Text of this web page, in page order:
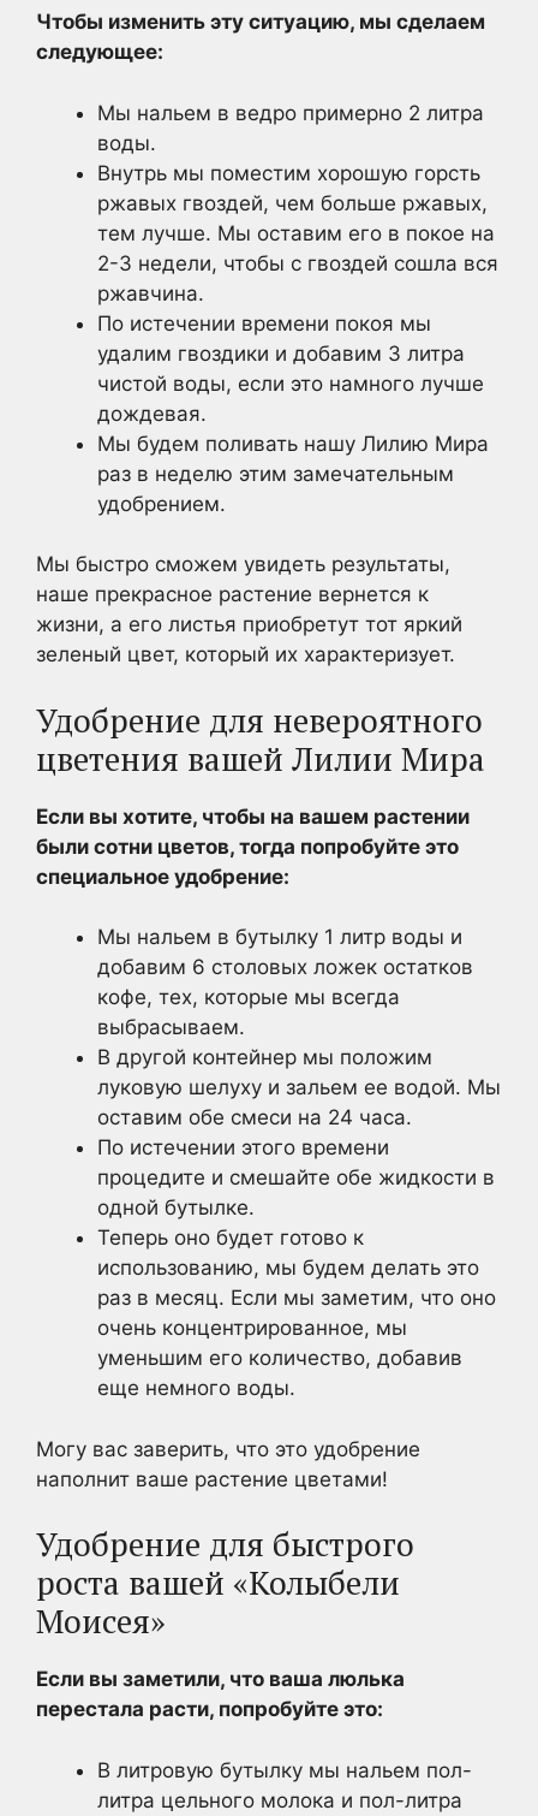
Чтобы изменить эту ситуацию, мы сделаем
следующее:
Мы нальем в ведро примерно 2 литра
воды.
Внутрь мы поместим хорошую горсть
ржавых гвоздей, чем больше ржавых,
тем лучше. Мы оставим его в покое на
2-3 недели, чтобы с гвоздей сошла вся
ржавчина.
По истечении времени покоя мы
удалим гвоздики и добавим 3 литра
чистой воды, если это намного лучше
дождевая.
Мы будем поливать нашу Лилию Мира
раз в неделю этим замечательным
удобрением.
Мы быстро сможем увидеть результаты,
наше прекрасное растение вернется к
жизни, а его листья приобретут тот яркий
зеленый цвет, который их характеризует.
Удобрение для невероятного
цветения вашей Лилии Мира
Если вы хотите, чтобы на вашем растении
были сотни цветов, тогда попробуйте это
специальное удобрение:
Мы нальем в бутылку 1 литр воды и
добавим 6 столовых ложек остатков
кофе, тех, которые мы всегда
выбрасываем.
В другой контейнер мы положим
луковую шелуху и зальем ее водой. Мы
оставим обе смеси на 24 часа.
По истечении этого времени
процедите и смешайте обе жидкости в
одной бутылке.
Теперь оно будет готово к
использованию, мы будем делать это
раз в месяц. Если мы заметим, что оно
очень концентрированное, мы
уменьшим его количество, добавив
еще немного воды.
Могу вас заверить, что это удобрение
наполнит ваше растение цветами!
Удобрение для быстрого
роста вашей «Колыбели
Моисея»
Если вы заметили, что ваша люлька
перестала расти, попробуйте это:
В литровую бутылку мы нальем пол-
литра цельного молока и пол-литра